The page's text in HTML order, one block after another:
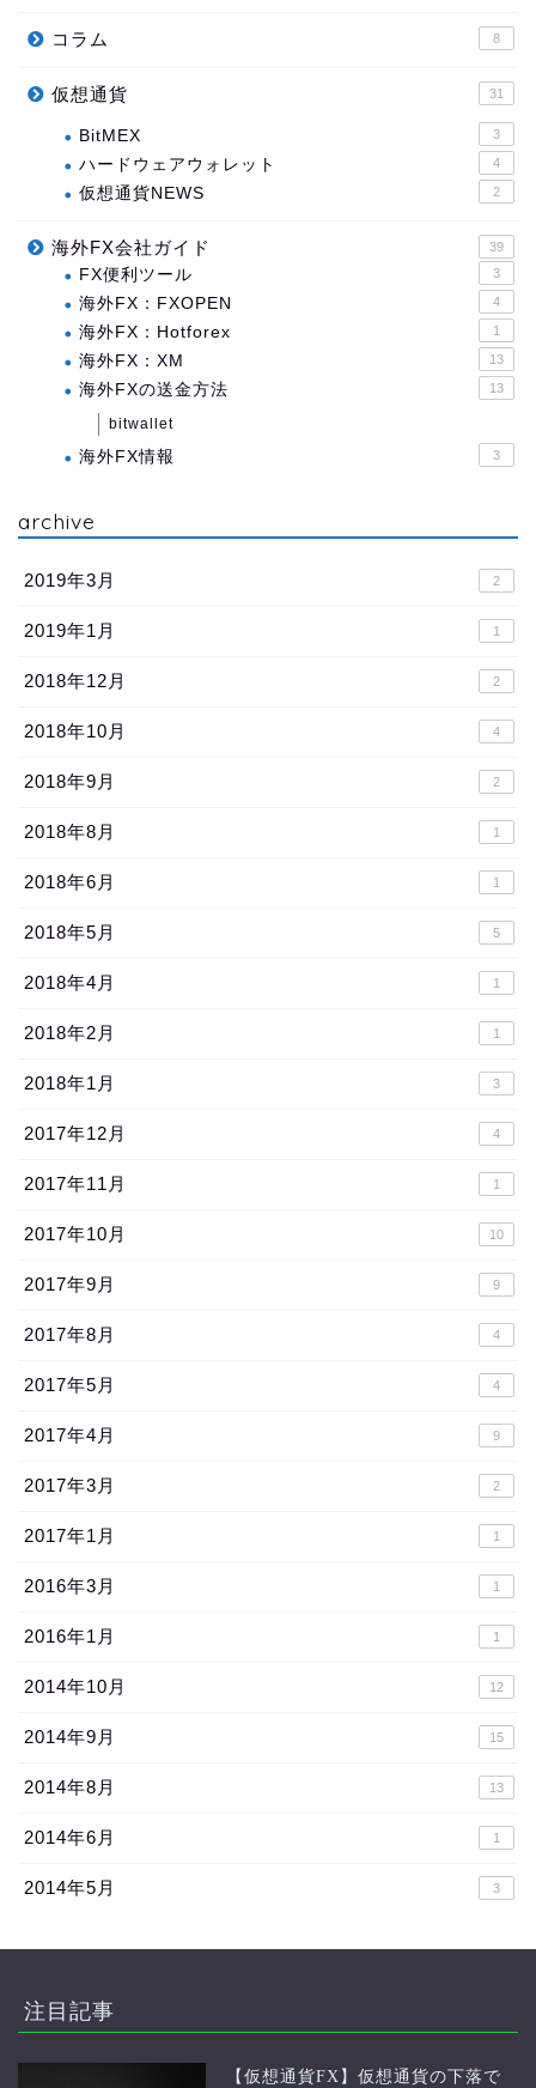
コラム 8
仮想通貨 31
BitMEX 3
ハードウェアウォレット 4
仮想通貨NEWS 2
海外FX会社ガイド 39
FX便利ツール 3
海外FX：FXOPEN 4
海外FX：Hotforex 1
海外FX：XM 13
海外FXの送金方法 13
bitwallet
海外FX情報 3
archive
2019年3月 2
2019年1月 1
2018年12月 2
2018年10月 4
2018年9月 2
2018年8月 1
2018年6月 1
2018年5月 5
2018年4月 1
2018年2月 1
2018年1月 3
2017年12月 4
2017年11月 1
2017年10月 10
2017年9月 9
2017年8月 4
2017年5月 4
2017年4月 9
2017年3月 2
2017年1月 1
2016年3月 1
2016年1月 1
2014年10月 12
2014年9月 15
2014年8月 13
2014年6月 1
2014年5月 3
注目記事
【仮想通貨FX】仮想通貨の下落で